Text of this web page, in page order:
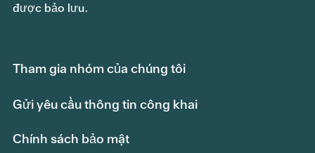
được bảo lưu.
Tham gia nhóm của chúng tôi
Gửi yêu cầu thông tin công khai
Chính sách bảo mật